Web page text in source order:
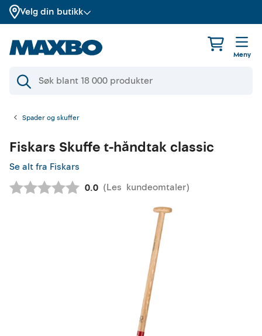
Velg din butikk
Meny
Spader og skuffer
Fiskars Skuffe t-håndtak classic
Se alt fra Fiskars
Gjennomsnittskarakter:
0.0 (Les kundeomtaler)